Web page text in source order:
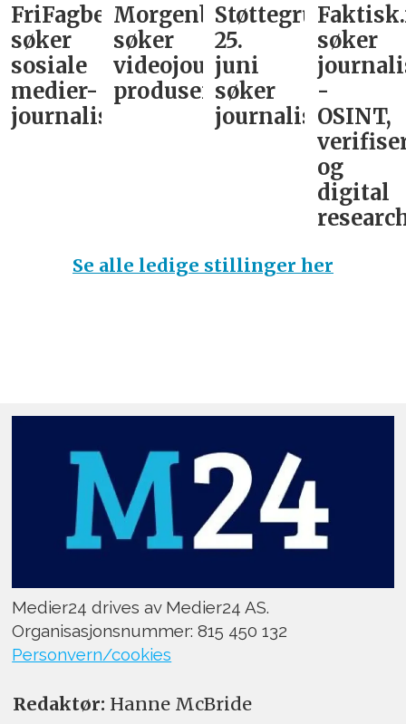
FriFagbevegelse
søker
sosiale
medier-
journalist
Morgenbladet
søker
videojournalist/podkast-
produsent
Støttegruppa
25.
juni
søker
journalist
søker
-
OSINT,
og
digital
Se alle ledige stillinger her
Medier24 drives av Medier24 AS.
Organisasjonsnummer: 815 450 132
Personvern/cookies
Redaktør: Hanne McBride